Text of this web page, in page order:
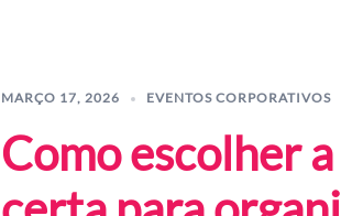
MARÇO 17, 2026 EVENTOS CORPORATIVOS
Como escolher